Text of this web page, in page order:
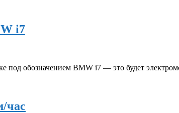
i7
под обозначением BMW i7 — это будет
час